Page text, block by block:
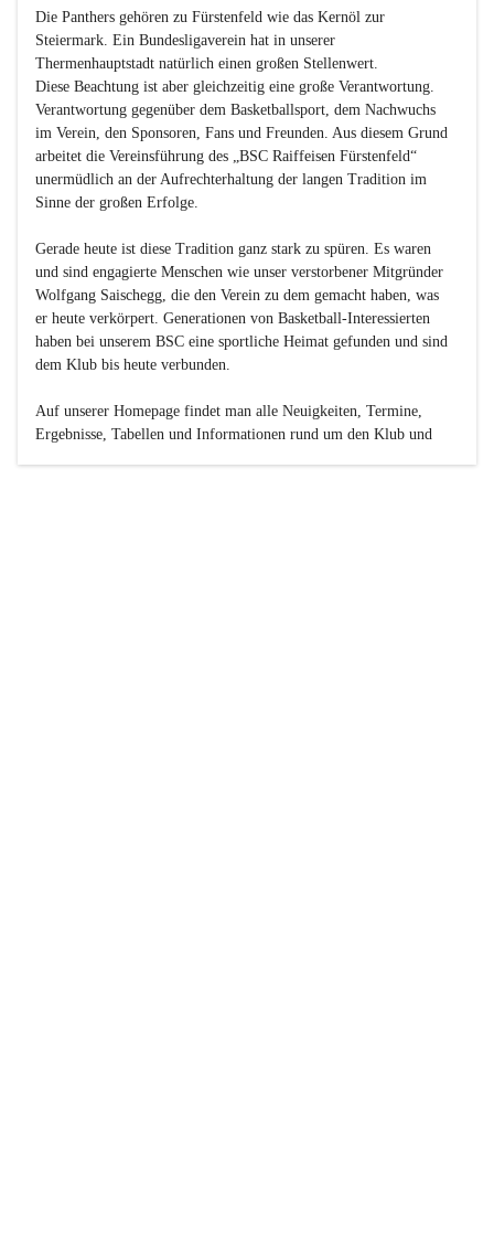
Die Panthers gehören zu Fürstenfeld wie das Kernöl zur
Steiermark. Ein Bundesligaverein hat in unserer
Thermenhauptstadt natürlich einen großen Stellenwert.
Diese Beachtung ist aber gleichzeitig eine große Verantwortung.
Verantwortung gegenüber dem Basketballsport, dem Nachwuchs
im Verein, den Sponsoren, Fans und Freunden. Aus diesem Grund
arbeitet die Vereinsführung des „BSC Raiffeisen Fürstenfeld“
unermüdlich an der Aufrechterhaltung der langen Tradition im
Sinne der großen Erfolge.
Gerade heute ist diese Tradition ganz stark zu spüren. Es waren
und sind engagierte Menschen wie unser verstorbener Mitgründer
Wolfgang Saischegg, die den Verein zu dem gemacht haben, was
er heute verkörpert. Generationen von Basketball-Interessierten
haben bei unserem BSC eine sportliche Heimat gefunden und sind
dem Klub bis heute verbunden.
Auf unserer Homepage findet man alle Neuigkeiten, Termine,
Ergebnisse, Tabellen und Informationen rund um den Klub und